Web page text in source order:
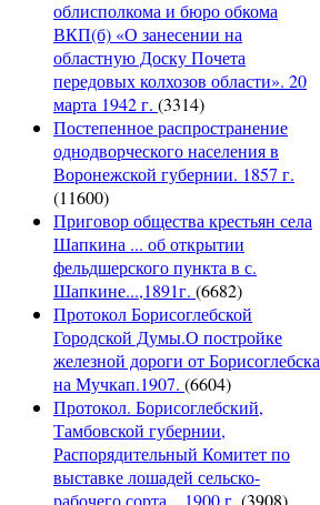
облисполкома и бюро обкома
ВКП(б) «О занесении на
областную Доску Почета
передовых колхозов области». 20
марта 1942 г. (3314)
Постепенное распространение
однодворческого населения в
Воронежской губернии. 1857 г.
(11600)
Приговор общества крестьян села
Шапкина ... об открытии
фельдшерского пункта в с.
Шапкине...,1891г. (6682)
Протокол Борисоглебской
Городской Думы.О постройке
железной дороги от Борисоглебска
на Мучкап.1907. (6604)
Протокол. Борисоглебский,
Тамбовской губернии,
Распорядительный Комитет по
выставке лошадей сельско-
рабочего сорта... 1900 г. (3908)